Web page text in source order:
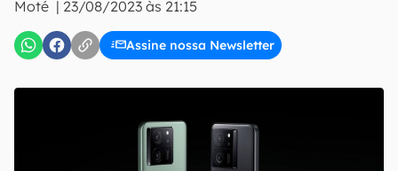
Moté | 23/08/2023 às 21:15
Assine nossa Newsletter
Confirmo que li, aceito e concordo com os Termos de
Uso e Política de Privacidade do Canaltech.